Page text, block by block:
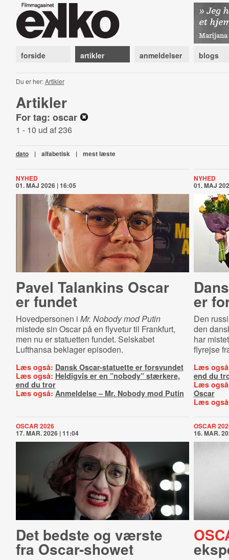
forside artikler anmeldelser blogs
Du er her:Artikler
Artikler
For tag: oscar
1 - 10 ud af 236
dato | alfabetisk | mest læste
NYHED
01. MAJ 2026 | 16:05
Pavel Talankins Oscar
er fundet
Hovedpersonen i Mr. Nobody mod Putin
mistede sin Oscar på en flyvetur til Frankfurt,
men nu er statuetten fundet. Selskabet
Lufthansa beklager episoden.
Læs også: Dansk Oscar-statuette er forsvundet
Læs også: Heldigvis er en ”nobody” stærkere,
end du tror
Læs også: Anmeldelse – Mr. Nobody mod Putin
NYHED
01. MAJ
er
Den
den
har
flyrejse
Læs
end du
Læs
Oscar
Læs
OSCAR 2026
17. MAR. 2026 | 11:04
Det bedste og værste
fra Oscar-showet
OSCAR
16. MAR.